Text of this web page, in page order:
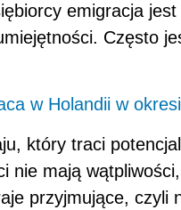
emigracja
Często
w Holandii w
który traci
nie mają
przyjmujące, czyli